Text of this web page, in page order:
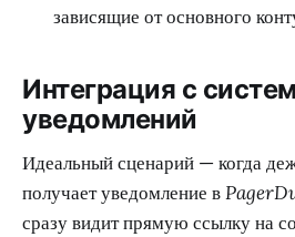
зависящие от основного
Интеграция с
уведомлений
Идеальный сценарий — когда
получает уведомление в
сразу видит прямую ссылку на